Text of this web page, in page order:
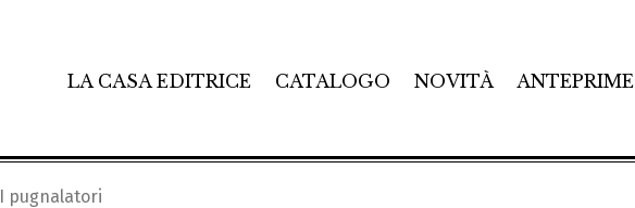
LA CASA EDITRICE CATALOGO NOVITÀ ANTEPRIME
I pugnalatori